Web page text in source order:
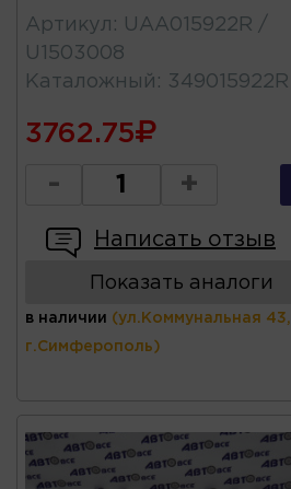
Артикул : UAA015922R /
U1503008
Каталожный : 349015922R
3762.75
- +
Написать отзыв
Показать аналоги
в наличии (ул.Коммунальная 43,
г.Симферополь)